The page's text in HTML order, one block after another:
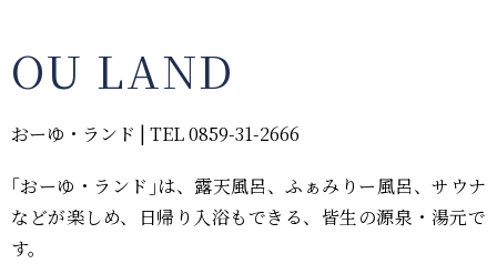
OU LAND
おーゆ・ランド | TEL 0859-31-2666
｢おーゆ・ランド｣は、露天風呂、ふぁみりー風呂、サウナ
などが楽しめ、日帰り入浴もできる、皆生の源泉・湯元で
す。